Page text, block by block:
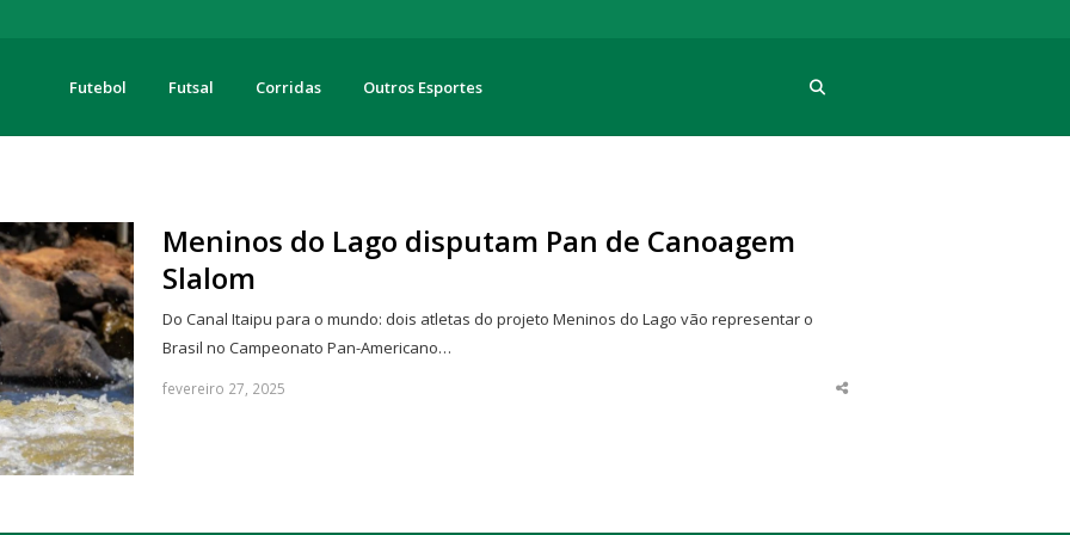
Futebol Futsal Corridas Outros Esportes
Meninos do Lago disputam Pan de Canoagem
Slalom
Do Canal Itaipu para o mundo: dois atletas do projeto Meninos do Lago vão representar o
Brasil no Campeonato Pan-Americano…
fevereiro 27, 2025
Share